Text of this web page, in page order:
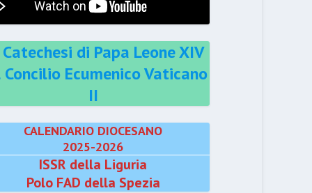
Catechesi di Papa Leone XIV
Ecumenico Vaticano
II
CALENDARIO DIOCESANO
2025-2026
ISSR della Liguria
Polo FAD della Spezia